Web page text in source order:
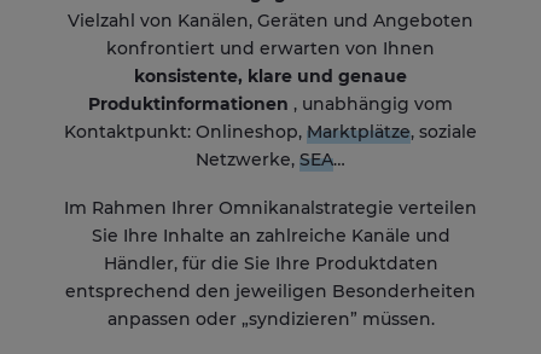
Vielzahl von Kanälen, Geräten und Angeboten
konfrontiert und erwarten von Ihnen
konsistente, klare und genaue
Produktinformationen , unabhängig vom
Kontaktpunkt: Onlineshop, Marktplätze, soziale
Netzwerke, SEA…
Im Rahmen Ihrer Omnikanalstrategie verteilen
Sie Ihre Inhalte an zahlreiche Kanäle und
Händler, für die Sie Ihre Produktdaten
entsprechend den jeweiligen Besonderheiten
anpassen oder „syndizieren” müssen.